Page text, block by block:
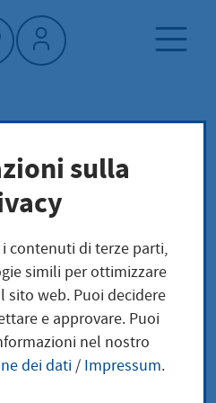
Hofheim
e trasporto
Stadt
Soziale
sulla
contenuti di terze parti,
simili per ottimizzare
sito web. Puoi decidere
e approvare. Puoi
nel nostro
dei dati/ Impressum.